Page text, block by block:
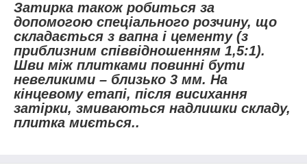
Затирка також робиться за
допомогою спеціального розчину, що
складається з вапна і цементу (з
приблизним співвідношенням 1,5:1).
Шви між плитками повинні бути
невеликими – близько 3 мм. На
кінцевому етапі, після висихання
затірки, змиваються надлишки складу,
плитка миється..